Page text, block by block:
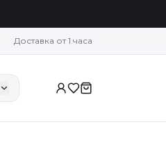
Доставка от 1 часа